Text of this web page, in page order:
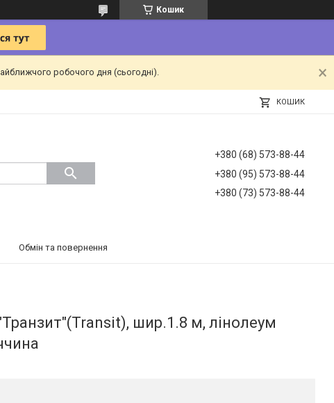
Кошик
робочого дня (сьогодні).
КОШИК
+380 (68) 573-88-44
+380 (95) 573-88-44
+380 (73) 573-88-44
Обмін та повернення
шир.1.8 м, лінолеум